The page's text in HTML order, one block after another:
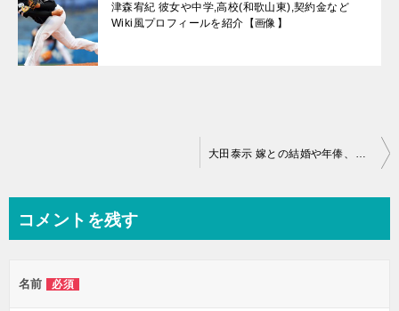
津森宥紀 彼女や中学,高校(和歌山東),契約金など
Wiki風プロフィールを紹介【画像】
ビ
ー
大田泰示 嫁との結婚や年俸、成績は？巨人からのトレードの理由とは【画像】
コメントを残す
名前 必須